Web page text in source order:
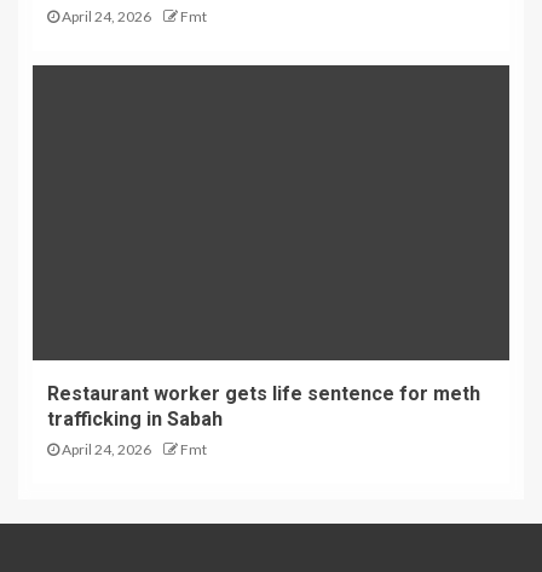
April 24, 2026 Fmt
Restaurant worker gets life sentence for meth
trafficking in Sabah
April 24, 2026 Fmt